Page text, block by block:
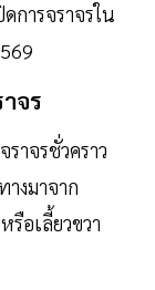
การจราจรใน
จร
าจรชั่วคราว
งมาจาก
รือเลี้ยวขวา